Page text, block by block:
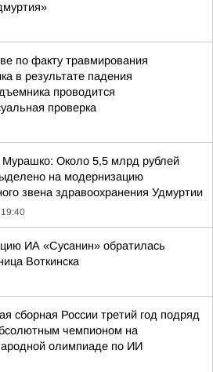
по факту травмирования
в результате падения
проводится
проверка
Около 5,5 млрд рублей
на модернизацию
звена здравоохранения Удмуртии
19:40
ИА «Сусанин» обратилась
Воткинска
сборная России третий год подряд
чемпионом на
олимпиаде по ИИ